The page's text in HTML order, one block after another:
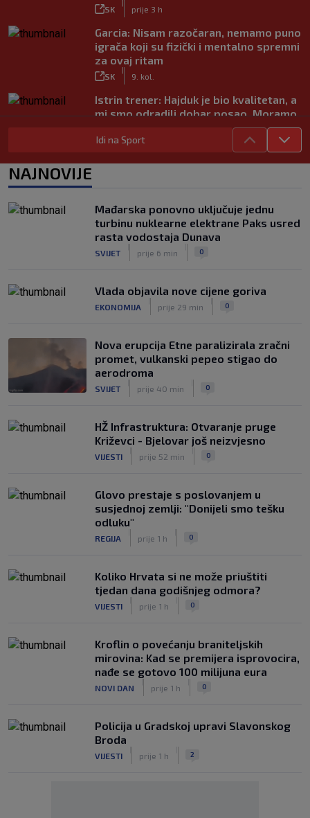
SK prije 3 h
Garcia: Nisam razočaran, nemamo puno
igrača koji su fizički i mentalno spremni
za ovaj ritam
SK 9. kol.
Istrin trener: Hajduk je bio kvalitetan, a
mi smo odradili dobar posao. Moramo
SK
|
9. kol.
Juniori Dinama poraženi u finalu
Sjajni Varaždin razbio Slaven u derbiju
sjevera
SK 9. kol.
Idi na Sport
NAJNOVIJE
Mađarska ponovno uključuje jednu
turbinu nuklearne elektrane Paks usred
rasta vodostaja Dunava
SVIJET prije 6 min 0
Vlada objavila nove cijene goriva
EKONOMIJA prije 29 min 0
Nova erupcija Etne paralizirala zračni
promet, vulkanski pepeo stigao do
aerodroma
SVIJET prije 40 min 0
HŽ Infrastruktura: Otvaranje pruge
Križevci - Bjelovar još neizvjesno
VIJESTI prije 52 min 0
Glovo prestaje s poslovanjem u
susjednoj zemlji: "Donijeli smo tešku
odluku"
REGIJA prije 1 h 0
Koliko Hrvata si ne može priuštiti
tjedan dana godišnjeg odmora?
VIJESTI prije 1 h 0
Kroflin o povećanju braniteljskih
mirovina: Kad se premijera isprovocira,
nađe se gotovo 100 milijuna eura
NOVI DAN prije 1 h 0
Policija u Gradskoj upravi Slavonskog
Broda
VIJESTI prije 1 h 2